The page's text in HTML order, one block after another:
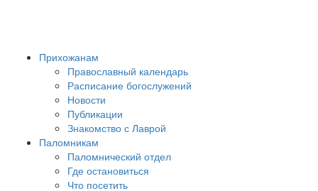
Прихожанам
Православный календарь
Расписание богослужений
Новости
Публикации
Знакомство с Лаврой
Паломникам
Паломнический отдел
Где остановиться
Что посетить